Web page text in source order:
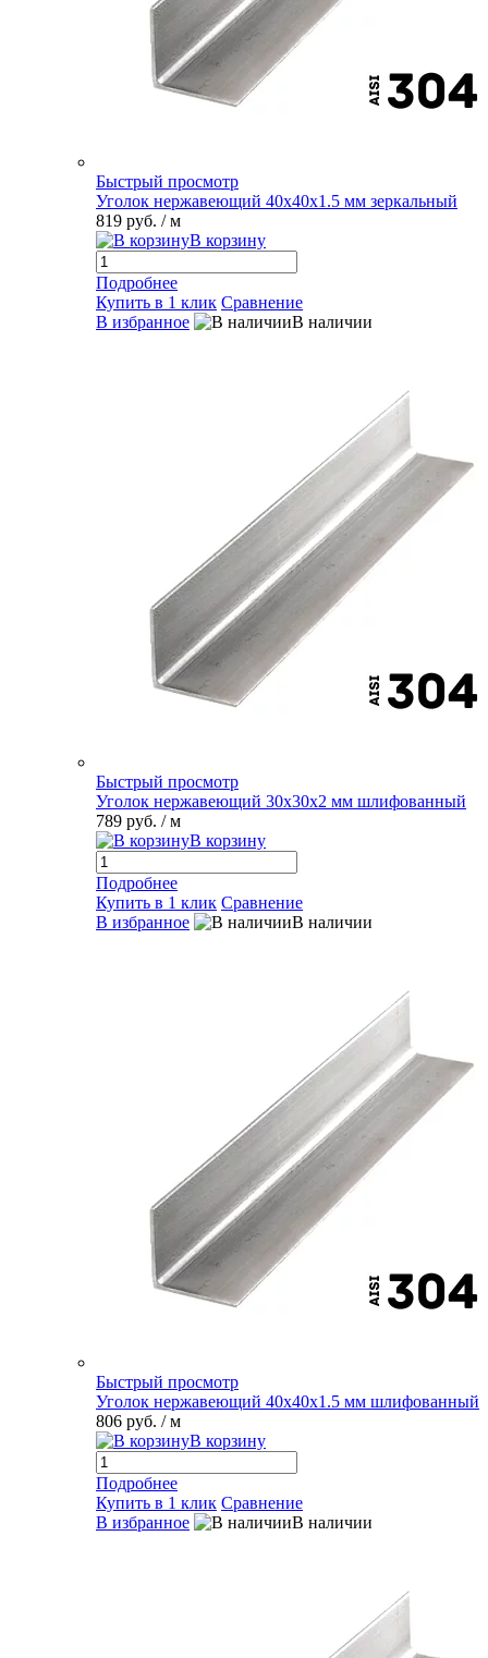
Быстрый просмотр
Уголок нержавеющий 40х40х1.5 мм зеркальный
819 руб. / м
В корзину
Подробнее
Купить в 1 клик Сравнение
В избранное
В наличии
Быстрый просмотр
Уголок нержавеющий 30х30х2 мм шлифованный
789 руб. / м
В корзину
Подробнее
Купить в 1 клик Сравнение
В избранное
В наличии
Быстрый просмотр
Уголок нержавеющий 40х40х1.5 мм шлифованный
806 руб. / м
В корзину
Подробнее
Купить в 1 клик Сравнение
В избранное
В наличии